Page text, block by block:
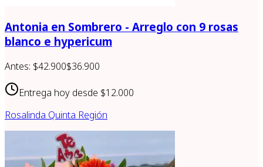
Antonia en Sombrero - Arreglo con 9 rosas
blanco e hypericum
Antes: $42.900$36.900
Entrega hoy desde $12.000
Rosalinda Quinta Región